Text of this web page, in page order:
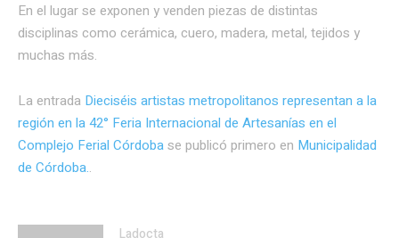
En el lugar se exponen y venden piezas de distintas
disciplinas como cerámica, cuero, madera, metal, tejidos y
muchas más.
La entrada Dieciséis artistas metropolitanos representan a la
región en la 42° Feria Internacional de Artesanías en el
Complejo Ferial Córdobase publicó primero en Municipalidad
de Córdoba..
Ladocta